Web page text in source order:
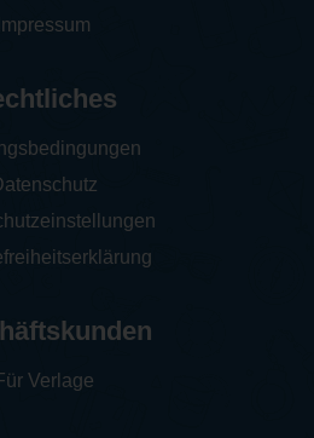
Impressum
Verlage